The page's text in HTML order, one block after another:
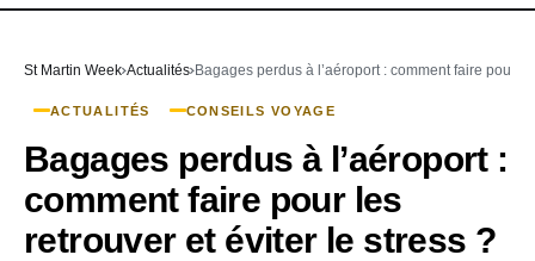
St Martin Week Actualités Bagages perdus à l’aéroport : comment faire pour
ACTUALITÉS CONSEILS VOYAGE
Bagages perdus à l’aéroport :
comment faire pour les
retrouver et éviter le stress ?